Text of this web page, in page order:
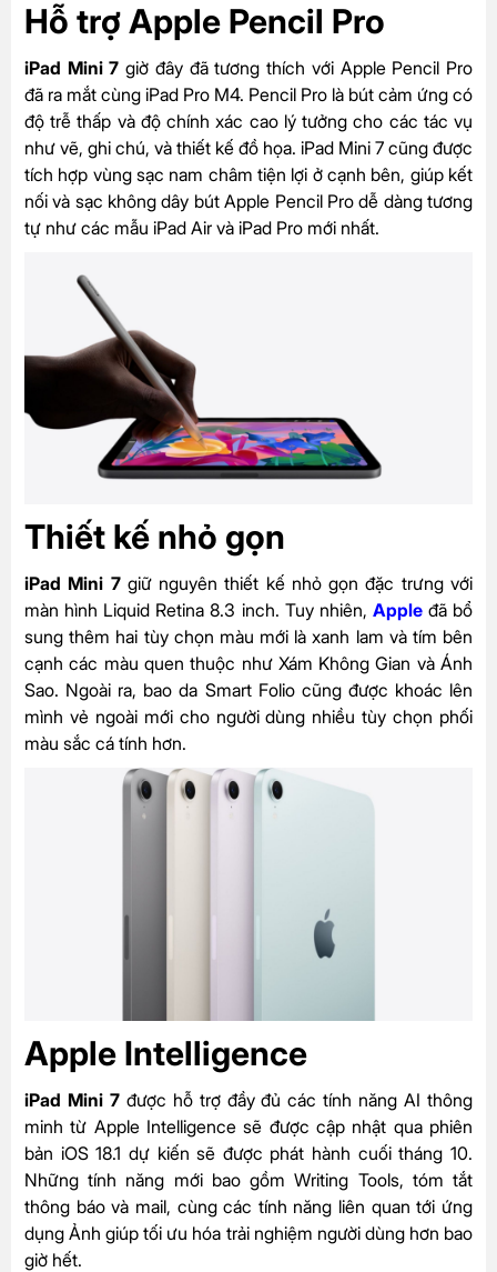
Hỗ trợ Apple Pencil Pro
iPad Mini 7 giờ đây đã tương thích với Apple Pencil Pro
đã ra mắt cùng iPad Pro M4. Pencil Pro là bút cảm ứng có
độ trễ thấp và độ chính xác cao lý tưởng cho các tác vụ
như vẽ, ghi chú, và thiết kế đồ họa. iPad Mini 7 cũng được
tích hợp vùng sạc nam châm tiện lợi ở cạnh bên, giúp kết
nối và sạc không dây bút Apple Pencil Pro dễ dàng tương
tự như các mẫu iPad Air và iPad Pro mới nhất.
Thiết kế nhỏ gọn
iPad Mini 7giữ nguyên thiết kế nhỏ gọn đặc trưng với
màn hình Liquid Retina 8.3 inch. Tuy nhiên, Appleđã bổ
sung thêm hai tùy chọn màu mới là xanh lam và tím bên
cạnh các màu quen thuộc như Xám Không Gian và Ánh
Sao. Ngoài ra, bao da Smart Folio cũng được khoác lên
mình vẻ ngoài mới cho người dùng nhiều tùy chọn phối
màu sắc cá tính hơn.
Apple Intelligence
iPad Mini 7được hỗ trợ đầy đủ các tính năng AI thông
minh từ Apple Intelligence sẽ được cập nhật qua phiên
bản iOS 18.1 dự kiến sẽ được phát hành cuối tháng 10.
Những tính năng mới bao gồm Writing Tools, tóm tắt
thông báo và mail, cùng các tính năng liên quan tới ứng
dụng Ảnh giúp tối ưu hóa trải nghiệm người dùng hơn bao
giờ hết.